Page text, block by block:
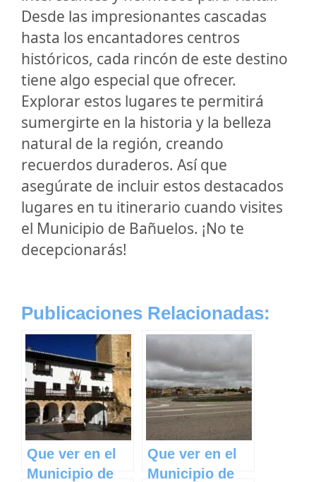
Desde las impresionantes cascadas
hasta los encantadores centros
históricos, cada rincón de este destino
tiene algo especial que ofrecer.
Explorar estos lugares te permitirá
sumergirte en la historia y la belleza
natural de la región, creando
recuerdos duraderos. Así que
asegúrate de incluir estos destacados
lugares en tu itinerario cuando visites
el Municipio de Bañuelos. ¡No te
decepcionarás!
Publicaciones Relacionadas:
Que ver en el
Municipio de
Que ver en el
Municipio de